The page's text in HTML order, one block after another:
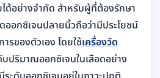
ด้อย่างจำกัด สำหรับผู้ที่ต้องรักษา
ออกซิเจนปลายนิ้วถือว่ามีประโยชน์
รของตัวเอง โดยใช้เครื่องวัด
บปริมาณออกซิเจนในเลือดอย่าง